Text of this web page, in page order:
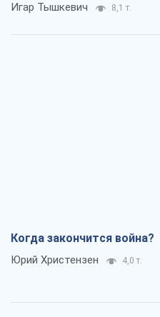
Игар Тышкевич 8,1 т.
Когда закончится война?
Юрий Христензен 4,0 т.